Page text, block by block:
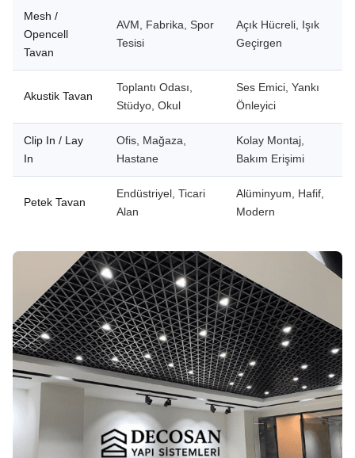
Mesh /
Opencell
Tavan
AVM, Fabrika, Spor
Tesisi
Açık Hücreli, Işık
Geçirgen
Akustik Tavan
Toplantı Odası,
Stüdyo, Okul
Ses Emici, Yankı
Önleyici
Clip In / Lay
In
Ofis, Mağaza,
Hastane
Kolay Montaj,
Bakım Erişimi
Petek Tavan
Endüstriyel, Ticari
Alan
Alüminyum, Hafif,
Modern